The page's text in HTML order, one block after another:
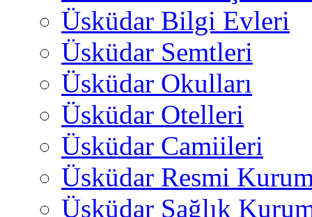
Üsküdar Bilgi Evleri
Üsküdar Semtleri
Üsküdar Okulları
Üsküdar Otelleri
Üsküdar Camiileri
Üsküdar Resmi
Üsküdar Sağlık